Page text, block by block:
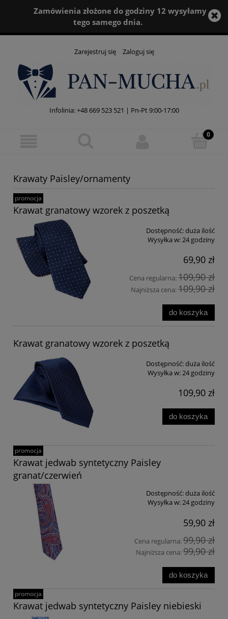
Zamówienia złożone do godziny 12 wysyłamy
tego samego dnia.
Zarejestruj się Zaloguj się
Infolinia:+48 669 523 521 | Pn-Pt 9:00-17:00
Krawaty Paisley/ornamenty
Krawat granatowy wzorek z poszetką
Dostępność:duża ilość
Wysyłka w:24 godziny
69,90 zł
Cena regularna:109,90 zł
Najniższa cena:109,90 zł
do koszyka
promocja
Krawat granatowy wzorek z poszetką
Dostępność:duża ilość
Wysyłka w:24 godziny
109,90 zł
do koszyka
Krawat jedwab syntetyczny Paisley
granat/czerwień
Dostępność:duża ilość
Wysyłka w:24 godziny
59,90 zł
Cena regularna:99,90 zł
Najniższa cena:99,90 zł
do koszyka
promocja
Krawat jedwab syntetyczny Paisley niebieski
promocja